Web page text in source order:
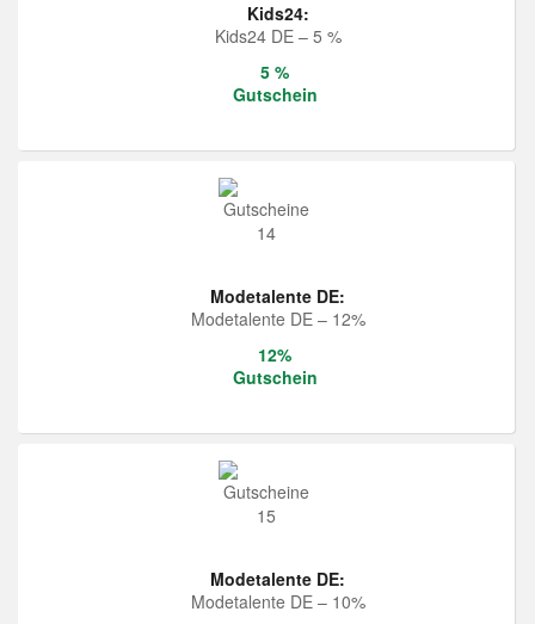
Kids24:
Kids24 DE – 5 %
5 %
Gutschein
Modetalente DE:
Modetalente DE – 12%
12%
Gutschein
Modetalente DE:
Modetalente DE – 10%